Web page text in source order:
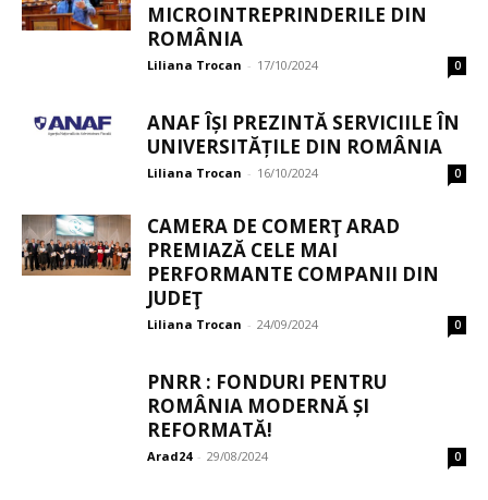
MICROINTREPRINDERILE DIN
ROMÂNIA
Liliana Trocan - 17/10/2024 0
ANAF ÎȘI PREZINTĂ SERVICIILE ÎN
UNIVERSITĂȚILE DIN ROMÂNIA
Liliana Trocan - 16/10/2024 0
CAMERA DE COMERŢ ARAD
PREMIAZĂ CELE MAI
PERFORMANTE COMPANII DIN
JUDEŢ
Liliana Trocan - 24/09/2024 0
PNRR : FONDURI PENTRU
ROMÂNIA MODERNĂ ȘI
REFORMATĂ!
Arad24 - 29/08/2024 0